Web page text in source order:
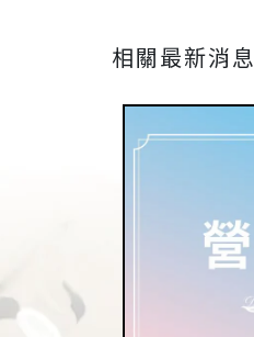
相關最新消息